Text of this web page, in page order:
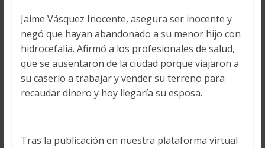
Jaime Vásquez Inocente, asegura ser inocente y
negó que hayan abandonado a su menor hijo con
hidrocefalia. Afirmó a los profesionales de salud,
que se ausentaron de la ciudad porque viajaron a
su caserío a trabajar y vender su terreno para
recaudar dinero y hoy llegaría su esposa.
Tras la publicación en nuestra plataforma virtual